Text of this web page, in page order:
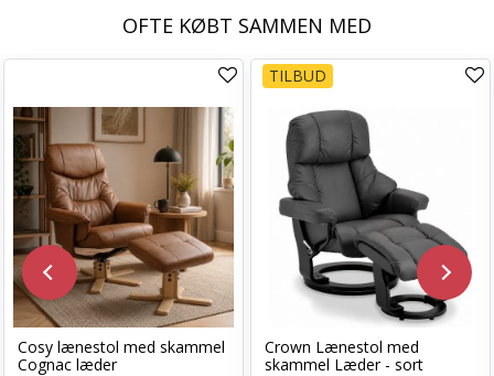
OFTE KØBT SAMMEN MED
Cosy lænestol med skammel
Cognac læder
TILBUD
Crown Lænestol med
skammel Læder - sort